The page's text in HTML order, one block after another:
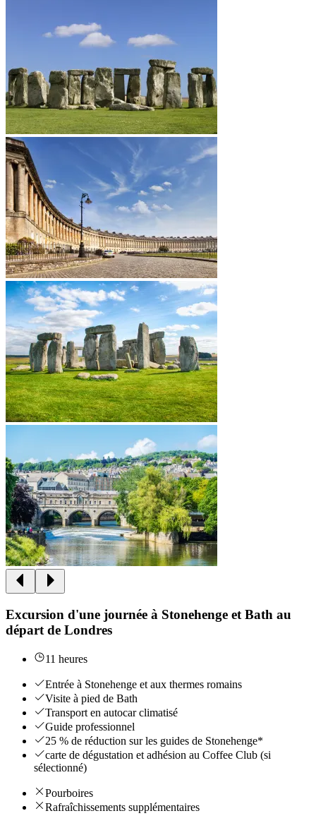
Excursion d'une journée à Stonehenge et Bath au
départ de Londres
11 heures
Entrée à Stonehenge et aux thermes romains
Visite à pied de Bath
Transport en autocar climatisé
Guide professionnel
25 % de réduction sur les guides de Stonehenge*
carte de dégustation et adhésion au Coffee Club (si
sélectionné)
Pourboires
Rafraîchissements supplémentaires